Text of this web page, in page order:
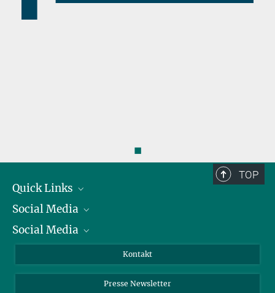
◼
TOP
Quick Links
Präsident
Zahlen und Fakten
Meldestelle Fehlverhalten
Social Media
Bluesky
Social Media
Instagram
Kontakt
Presse Newsletter